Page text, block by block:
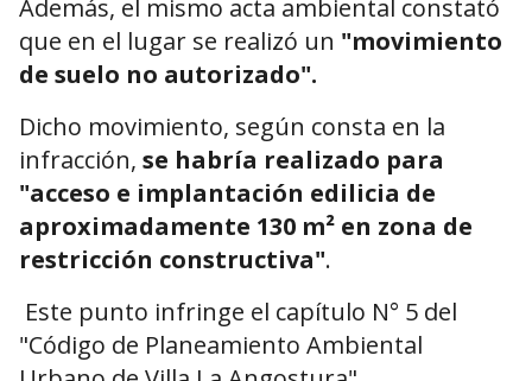
Además, el mismo acta ambiental constató
que en el lugar se realizó un "movimiento
de suelo no autorizado".
Dicho movimiento, según consta en la
infracción, se habría realizado para
"acceso e implantación edilicia de
aproximadamente 130 m² en zona de
restricción constructiva".
Este punto infringe el capítulo N° 5 del
"Código de Planeamiento Ambiental